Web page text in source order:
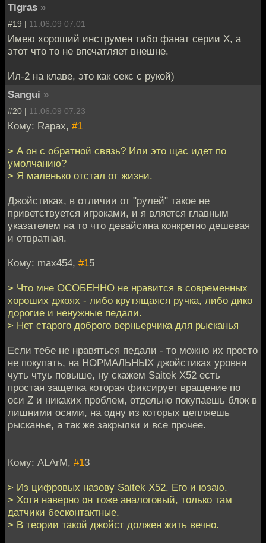
Tigras »
#19 | 11.06.09 07:01
Имею хороший инструмен тибо фанат серии X, а
этот что то не впечатляет внешне.
Ил-2 на клаве, это как секс с рукой)
Sangui »
#20 | 11.06.09 07:23
Кому: Rapax, #1
> А он с обратной связь? Или это щас идет по
умолчанию?
> Я маленько отстал от жизни.
Джойстиках, в отличии от "рулей" такое не
приветствуется игроками, и я вляется главным
указателем на то что девайсина конкретно дешевая
и отвратная.
Кому: max454, #15
> Что мне ОСОБЕННО не нравится в современных
хороших джоях - либо крутящаяся ручка, либо дико
дорогие и ненужные педали.
> Нет старого доброго верньерчика для рысканья
Если тебе не нравяться педали - то можно их просто
не покупать, на НОРМАЛЬНЫХ джойстиках уровня
чуть чтуь повыше, ну скажем Saitek X52 есть
простая защелка которая фиксирует вращение по
оси Z и никаких проблем, отдельно покупаешь блок в
лишними осями, на одну из которых цепляешь
рысканье, а так же закрылки и все прочее.
Кому: ALArM, #13
> Из цифровых назову Saitek X52. Его и юзаю.
> Хотя наверно он тоже аналоговый, только там
датчики бесконтактные.
> В теории такой джойст должен жить вечно.